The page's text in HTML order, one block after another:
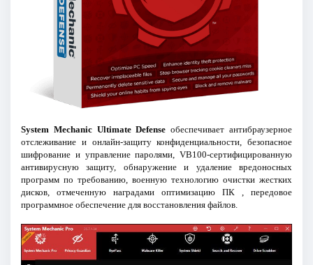
System Mechanic Ultimate Defense обеспечивает антибраузерное
отслеживание и онлайн-защиту конфиденциальности, безопасное
шифрование и управление паролями, VB100-сертифицированную
антивирусную защиту, обнаружение и удаление вредоносных
программ по требованию, военную технологию очистки жестких
дисков, отмеченную наградами оптимизацию ПК , передовое
программное обеспечение для восстановления файлов.